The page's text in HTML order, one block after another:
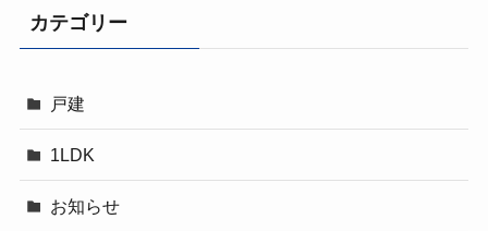
カテゴリー
戸建
1LDK
お知らせ